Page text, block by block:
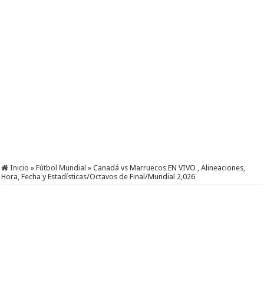
Inicio » Fútbol Mundial » Canadá vs Marruecos EN VIVO , Alineaciones,
Hora, Fecha y Estadísticas/Octavos de Final/Mundial 2,026